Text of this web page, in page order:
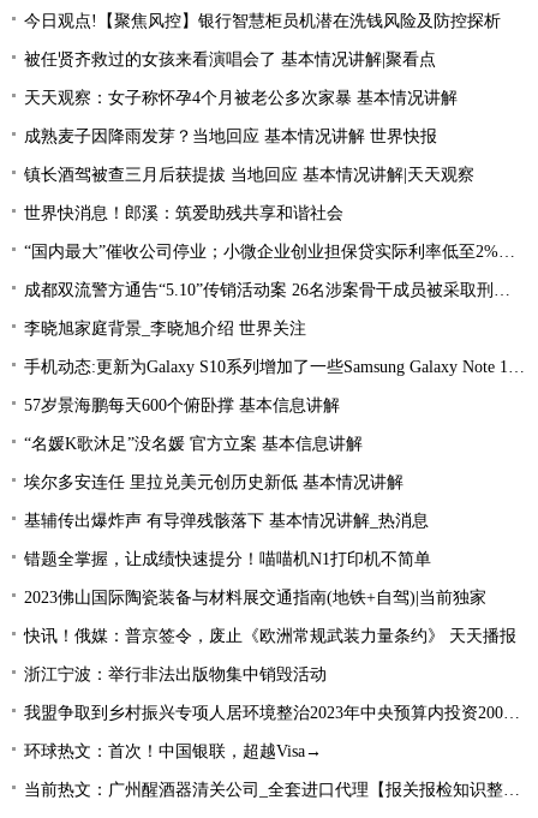
今日观点!【聚焦风控】银行智慧柜员机潜在洗钱风险及防控探析
被任贤齐救过的女孩来看演唱会了 基本情况讲解|聚看点
天天观察：女子称怀孕4个月被老公多次家暴 基本情况讲解
成熟麦子因降雨发芽？当地回应 基本情况讲解 世界快报
镇长酒驾被查三月后获提拔 当地回应 基本情况讲解|天天观察
世界快消息！郎溪：筑爱助残共享和谐社会
“国内最大”催收公司停业；小微企业创业担保贷实际利率低至2%左右；趣店、爱财注销小贷牌照丨21消费金融参考-当前看点
成都双流警方通告“5.10”传销活动案 26名涉案骨干成员被采取刑事强制措施 环球热文
李晓旭家庭背景_李晓旭介绍 世界关注
手机动态:更新为Galaxy S10系列增加了一些Samsung Galaxy Note 10功能|环球消息
57岁景海鹏每天600个俯卧撑 基本信息讲解
“名媛K歌沐足”没名媛 官方立案 基本信息讲解
埃尔多安连任 里拉兑美元创历史新低 基本情况讲解
基辅传出爆炸声 有导弹残骸落下 基本情况讲解_热消息
错题全掌握，让成绩快速提分！喵喵机N1打印机不简单
2023佛山国际陶瓷装备与材料展交通指南(地铁+自驾)|当前独家
快讯！俄媒：普京签令，废止《欧洲常规武装力量条约》 天天播报
浙江宁波：举行非法出版物集中销毁活动
我盟争取到乡村振兴专项人居环境整治2023年中央预算内投资2000万元
环球热文：首次！中国银联，超越Visa→
当前热文：广州醒酒器清关公司_全套进口代理【报关报检知识整理】